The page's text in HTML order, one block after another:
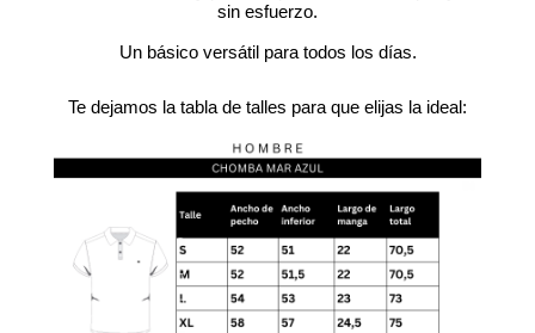
sin esfuerzo.
Un básico versátil para todos los días.
Te dejamos la tabla de talles para que elijas la ideal: